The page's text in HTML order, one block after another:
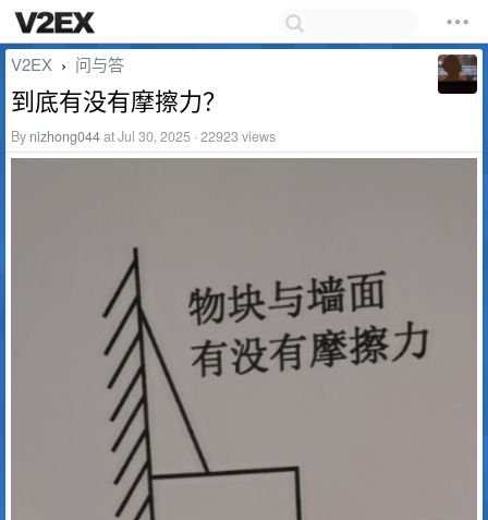
V2EX › 问与答
到底有没有摩擦力？
By nizhong044at Jul 30, 2025 · 22923 views